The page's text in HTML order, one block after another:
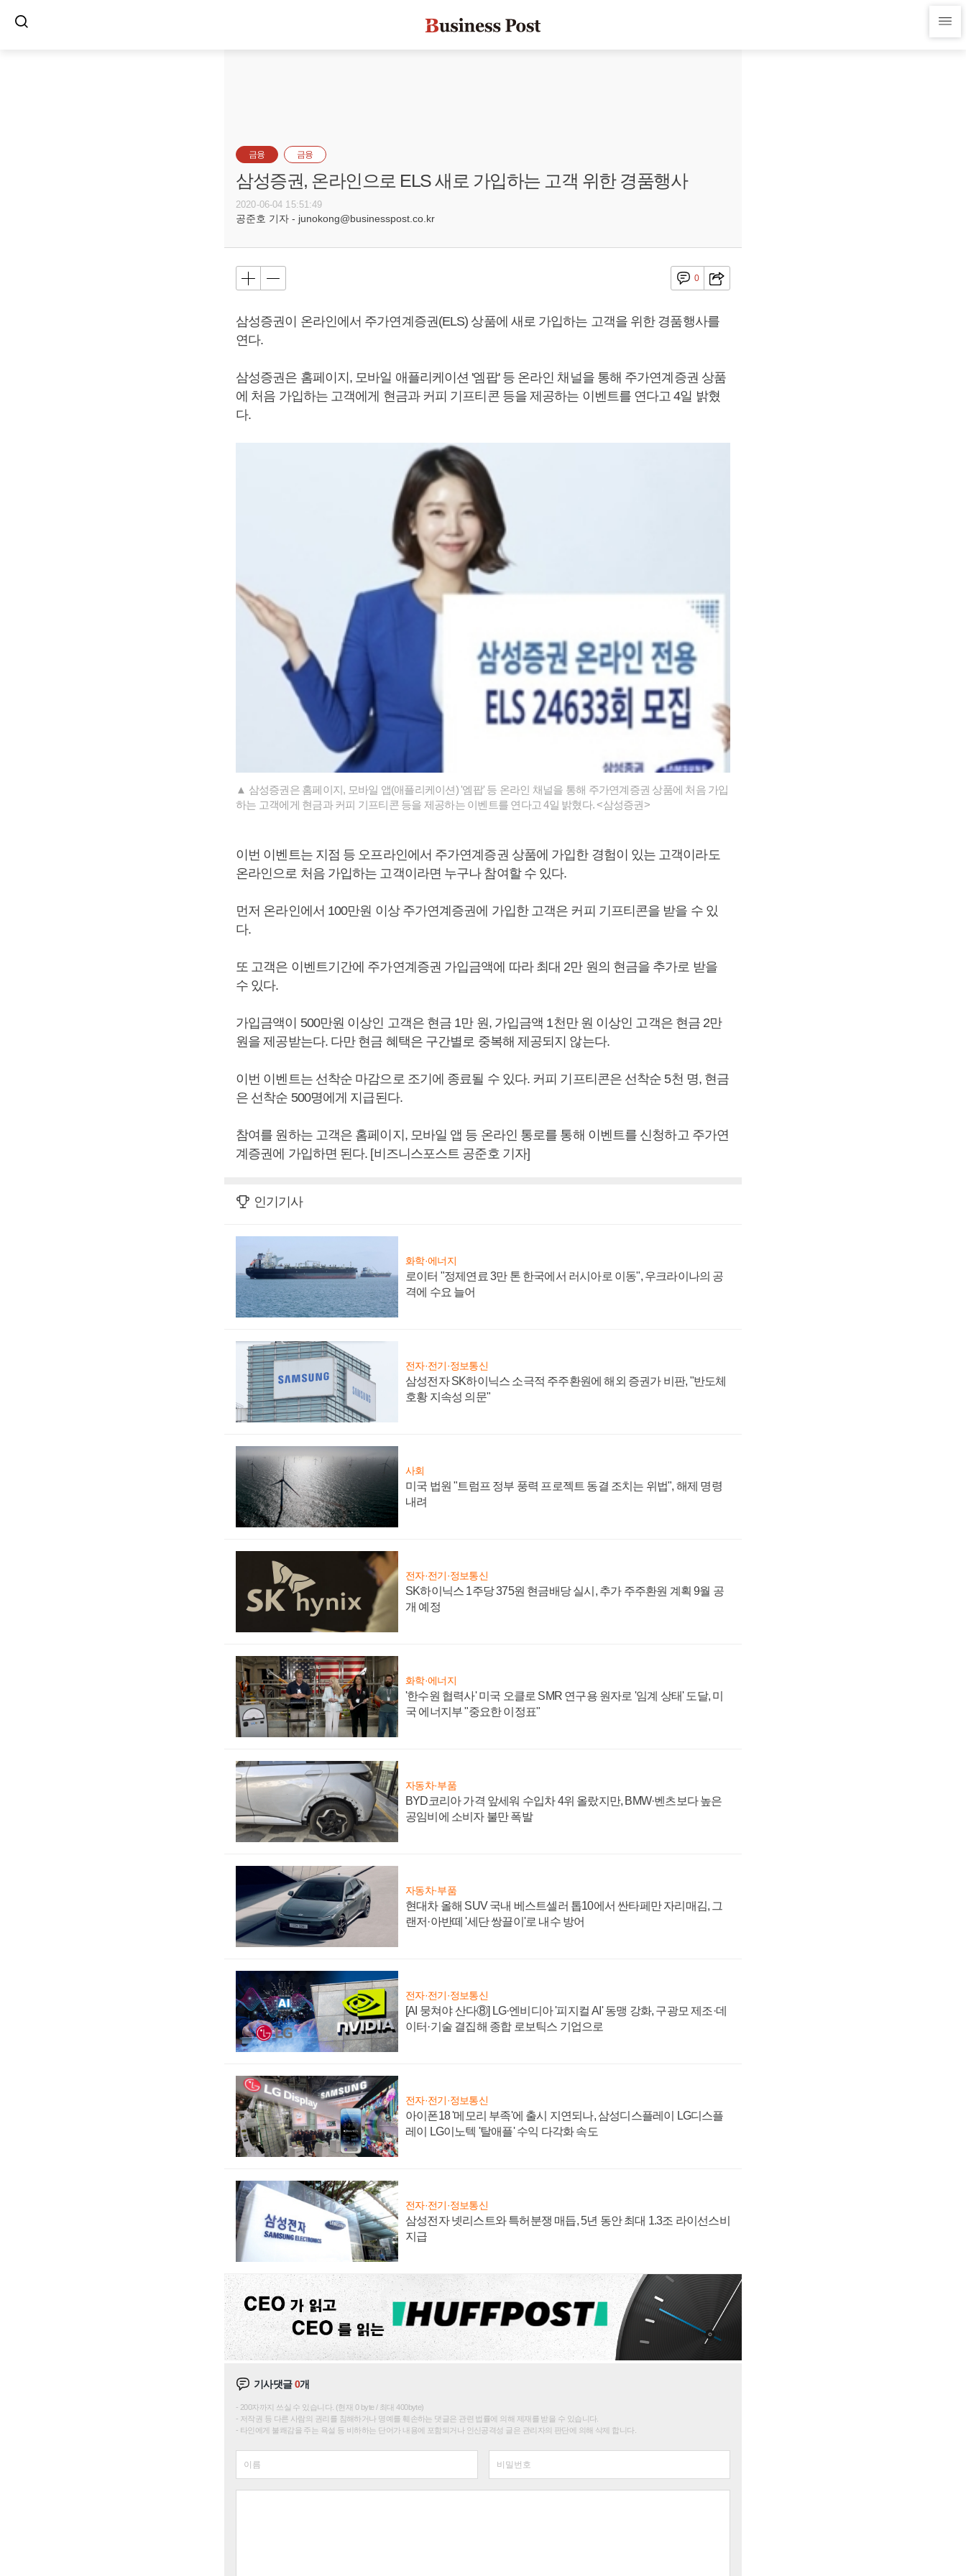
금융 금융
삼성증권, 온라인으로 ELS 새로 가입하는 고객 위한 경품행사
2020-06-04 15:51:49
공준호 기자 - junokong@businesspost.co.kr
0
삼성증권이 온라인에서 주가연계증권(ELS) 상품에 새로 가입하는 고객을 위한 경품행사를
연다.
삼성증권은 홈페이지, 모바일 애플리케이션 '엠팝' 등 온라인 채널을 통해 주가연계증권 상품
에 처음 가입하는 고객에게 현금과 커피 기프티콘 등을 제공하는 이벤트를 연다고 4일 밝혔
다.
▲ 삼성증권은 홈페이지, 모바일 앱(애플리케이션) '엠팝' 등 온라인 채널을 통해 주가연계증권 상품에 처음 가입
하는 고객에게 현금과 커피 기프티콘 등을 제공하는 이벤트를 연다고 4일 밝혔다. <삼성증권>
이번 이벤트는 지점 등 오프라인에서 주가연계증권 상품에 가입한 경험이 있는 고객이라도
온라인으로 처음 가입하는 고객이라면 누구나 참여할 수 있다.
먼저 온라인에서 100만원 이상 주가연계증권에 가입한 고객은 커피 기프티콘을 받을 수 있
다.
또 고객은 이벤트기간에 주가연계증권 가입금액에 따라 최대 2만 원의 현금을 추가로 받을
수 있다.
가입금액이 500만원 이상인 고객은 현금 1만 원, 가입금액 1천만 원 이상인 고객은 현금 2만
원을 제공받는다. 다만 현금 혜택은 구간별로 중복해 제공되지 않는다.
이번 이벤트는 선착순 마감으로 조기에 종료될 수 있다. 커피 기프티콘은 선착순 5천 명, 현금
은 선착순 500명에게 지급된다.
참여를 원하는 고객은 홈페이지, 모바일 앱 등 온라인 통로를 통해 이벤트를 신청하고 주가연
계증권에 가입하면 된다. [비즈니스포스트 공준호 기자]
인기기사
화학·에너지
로이터 "정제연료 3만 톤 한국에서 러시아로 이동", 우크라이나의 공
격에 수요 늘어
전자·전기·정보통신
삼성전자 SK하이닉스 소극적 주주환원에 해외 증권가 비판, "반도체
호황 지속성 의문"
사회
미국 법원 "트럼프 정부 풍력 프로젝트 동결 조치는 위법", 해제 명령
내려
전자·전기·정보통신
SK하이닉스 1주당 375원 현금배당 실시, 추가 주주환원 계획 9월 공
개 예정
화학·에너지
'한수원 협력사' 미국 오클로 SMR 연구용 원자로 '임계 상태' 도달, 미
국 에너지부 "중요한 이정표"
자동차·부품
BYD코리아 가격 앞세워 수입차 4위 올랐지만, BMW·벤츠보다 높은
공임비에 소비자 불만 폭발
자동차·부품
현대차 올해 SUV 국내 베스트셀러 톱10에서 싼타페만 자리매김, 그
랜저·아반떼 '세단 쌍끌이'로 내수 방어
전자·전기·정보통신
[AI 뭉쳐야 산다⑧] LG·엔비디아 '피지컬 AI' 동맹 강화, 구광모 제조·데
이터·기술 결집해 종합 로보틱스 기업으로
전자·전기·정보통신
아이폰18 '메모리 부족'에 출시 지연되나, 삼성디스플레이 LG디스플
레이 LG이노텍 '탈애플' 수익 다각화 속도
전자·전기·정보통신
삼성전자 넷리스트와 특허분쟁 매듭, 5년 동안 최대 1.3조 라이선스비
지급
기사댓글0개
200자까지 쓰실 수 있습니다. (현재 0 byte / 최대 400byte)
저작권 등 다른 사람의 권리를 침해하거나 명예를 훼손하는 댓글은 관련 법률에 의해 제재를 받을 수 있습니다.
타인에게 불쾌감을 주는 욕설 등 비하하는 단어가 내용에 포함되거나 인신공격성 글은 관리자의 판단에 의해 삭제 합니다.